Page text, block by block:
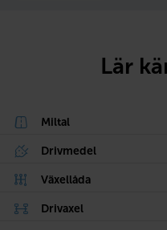
Lär
Miltal
Drivmedel
Växellåda
Drivaxel